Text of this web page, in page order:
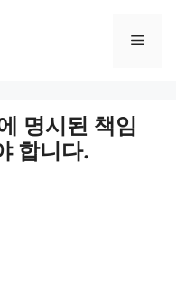
명시된 책임
합니다.